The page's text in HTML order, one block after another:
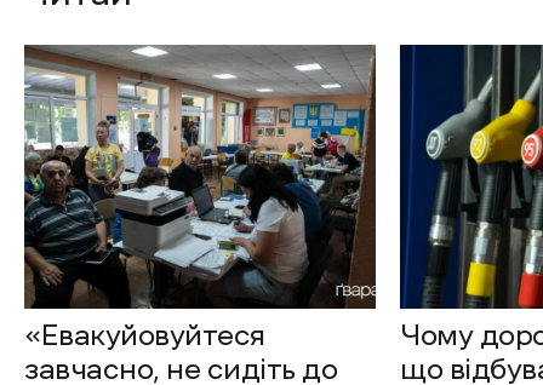
«Евакуйовуйтеся
завчасно, не сидіть до
Чому
що